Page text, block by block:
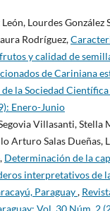
Lourdes González
Rodríguez,
y calidad de
de Cariniana
de la Sociedad
Enero-Junio
Villasanti, Stella
Arturo Salas Dueñas,
Determinación de la
interpretativos de
Paraguay,
Vol. 30 Núm. 2